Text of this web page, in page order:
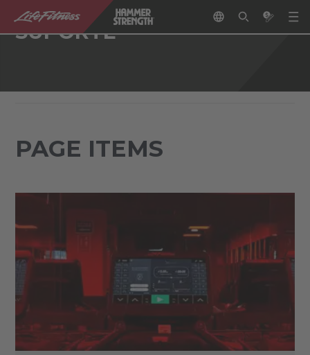
SUPORTE
PAGE ITEMS